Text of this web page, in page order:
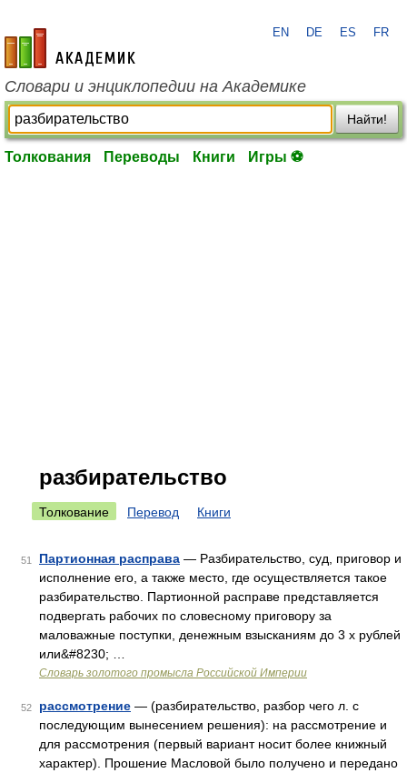
academic.ru
EN DE ES FR
Словари и энциклопедии на Академике
Найти!
Толкования Переводы Книги Игры ⚽
разбирательство
Толкование Перевод Книги
51 Партионная расправа — Разбирательство, суд, приговор и
исполнение его, а также место, где осуществляется такое
разбирательство. Партионной расправе представляется
подвергать рабочих по словесному приговору за
маловажные поступки, денежным взысканиям до 3 х рублей
или&#8230; …
Словарь золотого промысла Российской Империи
52 рассмотрение — (разбирательство, разбор чего л. с
последующим вынесением решения): на рассмотрение и
для рассмотрения (первый вариант носит более книжный
характер). Прошение Масловой было получено и передано